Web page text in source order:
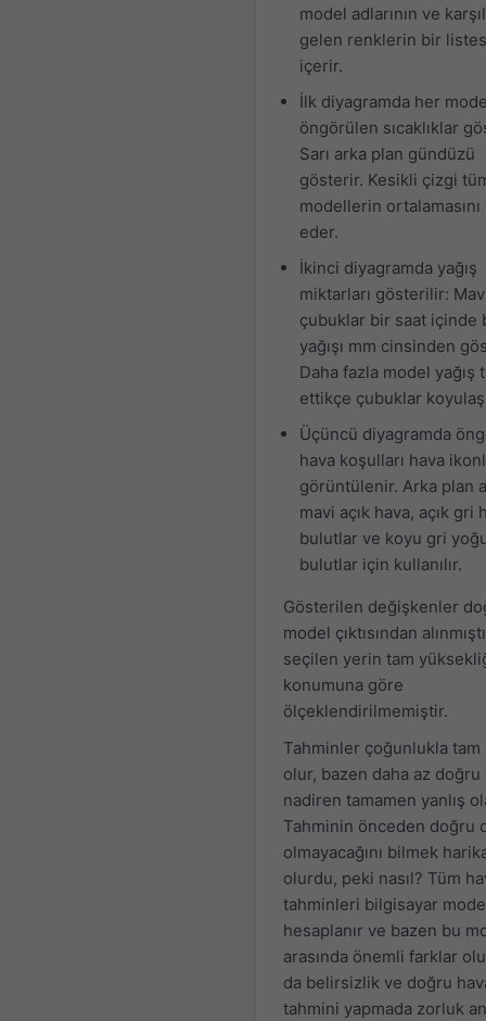
model adlarının ve
gelen renklerin bir
içerir.
İlk diyagramda her
öngörülen sıcaklıklar
Sarı arka plan gündüzü
gösterir. Kesikli çizgi
modellerin
eder.
İkinci diyagramda yağış
miktarları gösterilir:
çubuklar bir saat içinde
yağışı mm cinsinden
Daha fazla model yağış
ettikçe çubuklar
Üçüncü diyagramda
hava koşulları hava
görüntülenir. Arka plan
mavi açık hava, açık gri
bulutlar ve koyu gri
bulutlar için kullanılır.
Gösterilen değişkenler
model çıktısından
seçilen yerin tam
konumuna göre
ölçeklendirilmemiştir.
Tahminler çoğunlukla
olur, bazen daha az
nadiren tamamen yanlış
Tahminin önceden doğru
olmayacağını bilmek
olurdu, peki nasıl? Tüm
tahminleri bilgisayar
hesaplanır ve bazen bu
arasında önemli farklar
da belirsizlik ve doğru
tahmini yapmada zorluk